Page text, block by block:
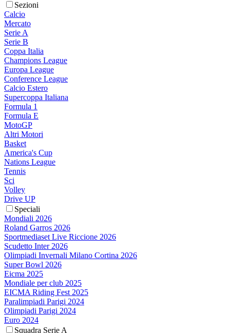
Sezioni
Calcio
Mercato
Serie A
Serie B
Coppa Italia
Champions League
Europa League
Conference League
Calcio Estero
Supercoppa Italiana
Formula 1
Formula E
MotoGP
Altri Motori
Basket
America's Cup
Nations League
Tennis
Sci
Volley
Drive UP
Speciali
Mondiali 2026
Roland Garros 2026
Sportmediaset Live Riccione 2026
Scudetto Inter 2026
Olimpiadi Invernali Milano Cortina 2026
Super Bowl 2026
Eicma 2025
Mondiale per club 2025
EICMA Riding Fest 2025
Paralimpiadi Parigi 2024
Olimpiadi Parigi 2024
Euro 2024
Squadra Serie A